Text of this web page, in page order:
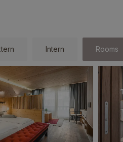
Intern Rooms